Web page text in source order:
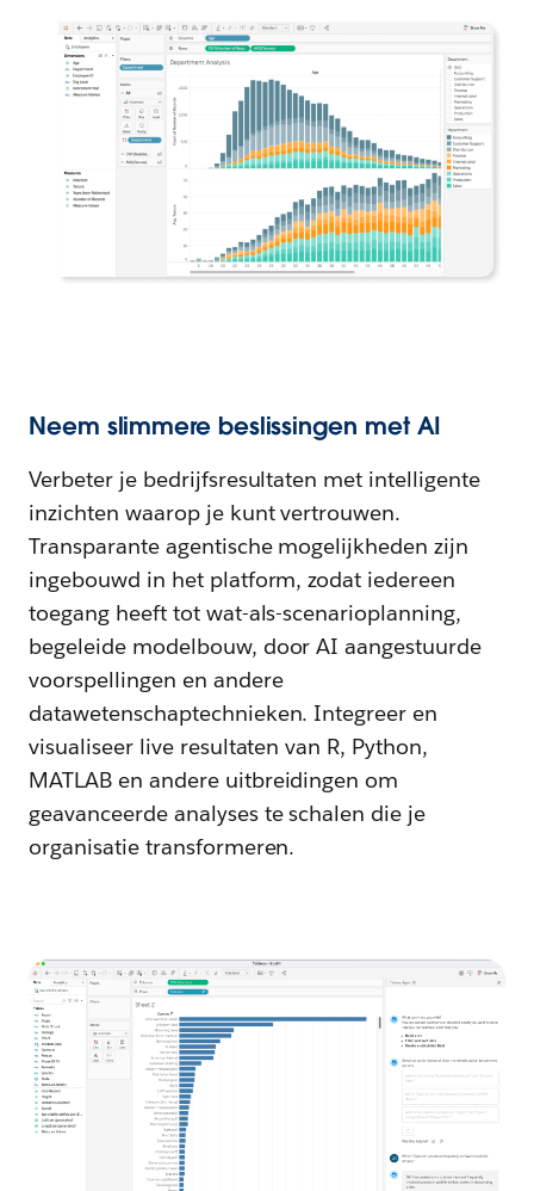
Neem slimmere beslissingen met AI
Verbeter je bedrijfsresultaten met intelligente
inzichten waarop je kunt vertrouwen.
Transparante agentische mogelijkheden zijn
ingebouwd in het platform, zodat iedereen
toegang heeft tot wat-als-scenarioplanning,
begeleide modelbouw, door AI aangestuurde
voorspellingen en andere
datawetenschaptechnieken. Integreer en
visualiseer live resultaten van R, Python,
MATLAB en andere uitbreidingen om
geavanceerde analyses te schalen die je
organisatie transformeren.